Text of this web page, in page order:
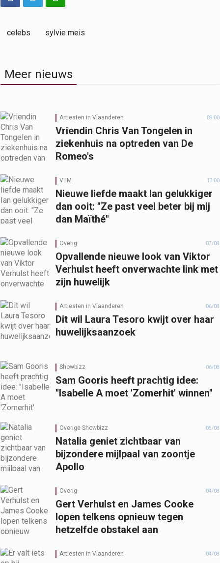
celebs sylvie meis
Meer nieuws
Artiesten in Vlaanderen 09:00
Vriendin Chris Van Tongelen in
ziekenhuis na optreden van De
Romeo's
VTM 17:00
Nieuwe liefde maakt Ian gelukkiger
dan ooit: "Ze past veel beter bij mij
dan Maïthé"
Overig 07/08
Opvallende nieuwe look van Viktor
Verhulst heeft onverwachte link met
zijn huwelijk
Artiesten in Vlaanderen 06/08
Dit wil Laura Tesoro kwijt over haar
huwelijksaanzoek
Showbizz 06/08
Sam Gooris heeft prachtig idee:
"Isabelle A moet 'Zomerhit' winnen"
Overige Showbizz 05/08
Natalia geniet zichtbaar van
bijzondere mijlpaal van zoontje
Apollo
Overig 04/08
Gert Verhulst en James Cooke
lopen telkens opnieuw tegen
hetzelfde obstakel aan
Artiesten in Vlaanderen 04/08